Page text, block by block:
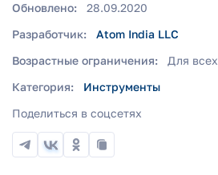
Обновлено:
28.09.2020
Разработчик:
Atom India LLC
Возрастные ограничения:
Для всех
Категория:
Инструменты
Поделиться в соцсетях